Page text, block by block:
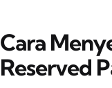
Cara
Reserved